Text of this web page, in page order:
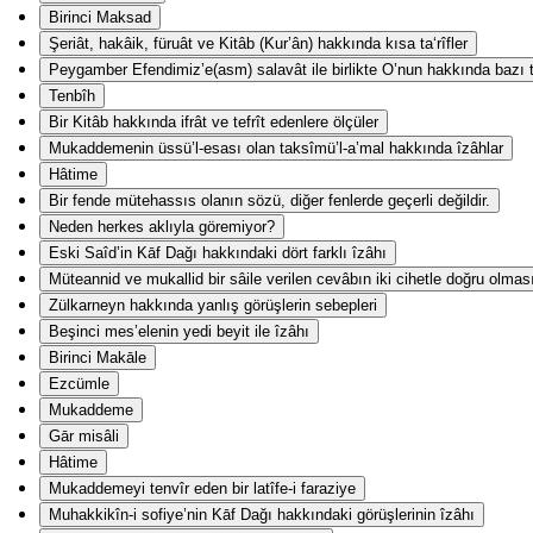
Birinci Maksad
Şeriât, hakâik, füruât ve Kitâb (Kur’ân) hakkında kısa ta‘rîfler
Peygamber Efendimiz’e(asm) salavât ile birlikte O’nun hakkında bazı
Tenbîh
Bir Kitâb hakkında ifrât ve tefrît edenlere ölçüler
Mukaddemenin üssü’l-esası olan taksîmü’l-a’mal hakkında îzâhlar
Hâtime
Bir fende mütehassıs olanın sözü, diğer fenlerde geçerli değildir.
Neden herkes aklıyla göremiyor?
Eski Saîd’in Kāf Dağı hakkındaki dört farklı îzâhı
Müteannid ve mukallid bir sâile verilen cevâbın iki cihetle doğru olması
Zülkarneyn hakkında yanlış görüşlerin sebepleri
Beşinci mes’elenin yedi beyit ile îzâhı
Birinci Makāle
Ezcümle
Mukaddeme
Gār misâli
Hâtime
Mukaddemeyi tenvîr eden bir latîfe-i faraziye
Muhakkikîn-i sofiye’nin Kāf Dağı hakkındaki görüşlerinin îzâhı